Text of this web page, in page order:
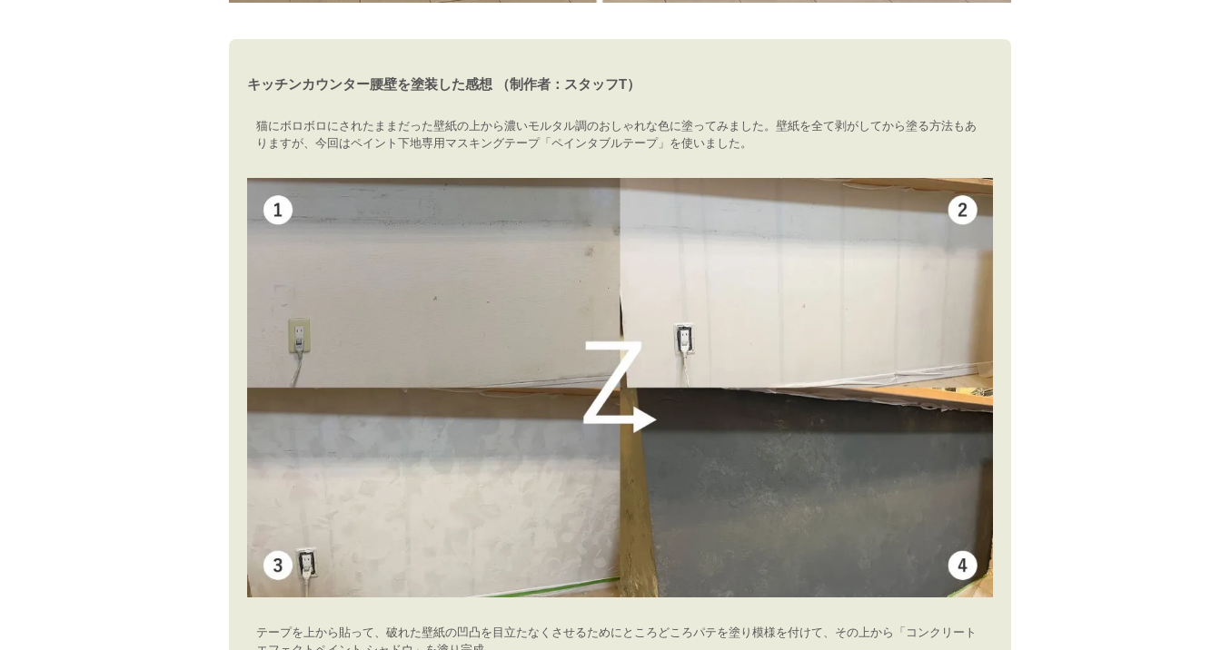
キッチンカウンター腰壁を塗装した感想 （制作者：スタッフT）
猫にボロボロにされたままだった壁紙の上から濃いモルタル調のおしゃれな色に塗ってみました。壁紙を全て剥がしてから塗る方法もあ
りますが、今回はペイント下地専用マスキングテープ「ペインタブルテープ」を使いました。
テープを上から貼って、破れた壁紙の凹凸を目立たなくさせるためにところどころパテを塗り模様を付けて、その上から「コンクリート